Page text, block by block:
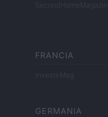
SecondHomeMagazine
FRANCIA
InvestirMag
GERMANIA